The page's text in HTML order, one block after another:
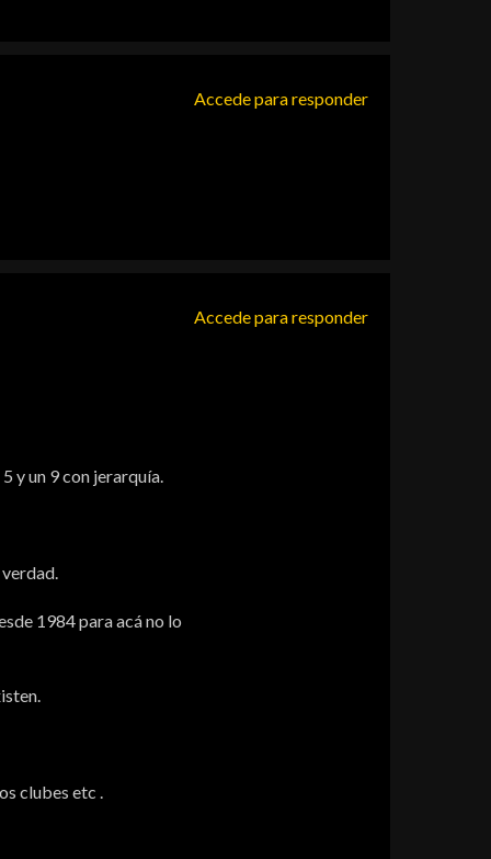
Accede para responder
y un 9 con jerarquía.
1984 para acá no lo
clubes etc .
Accede para responder